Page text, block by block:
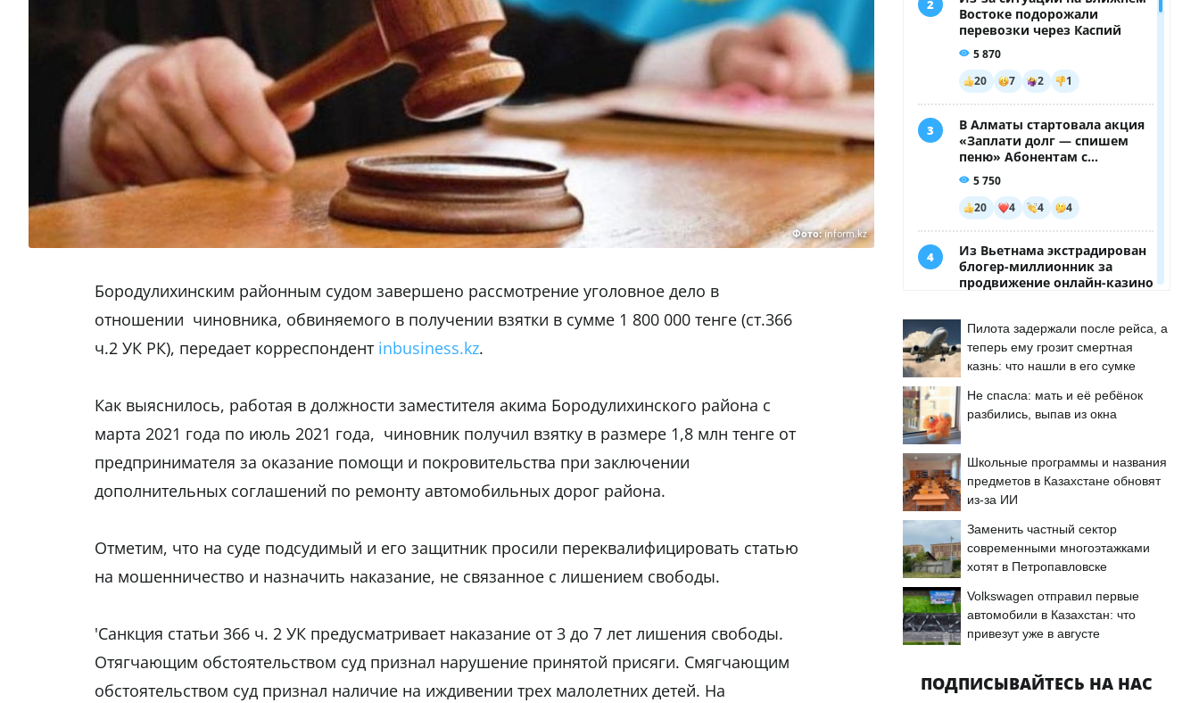
Фото:inform.kz
Бородулихинским районным судом завершено рассмотрение уголовное дело в
отношении чиновника, обвиняемого в получении взятки в сумме 1 800 000 тенге (ст.366
ч.2 УК РК), передает корреспондент inbusiness.kz.
Как выяснилось, работая в должности заместителя акима Бородулихинского района с
марта 2021 года по июль 2021 года, чиновник получил взятку в размере 1,8 млн тенге от
предпринимателя за оказание помощи и покровительства при заключении
дополнительных соглашений по ремонту автомобильных дорог района.
Отметим, что на суде подсудимый и его защитник просили переквалифицировать статью
на мошенничество и назначить наказание, не связанное с лишением свободы.
'Санкция статьи 366 ч. 2 УК предусматривает наказание от 3 до 7 лет лишения свободы.
Отягчающим обстоятельством суд признал нарушение принятой присяги. Смягчающим
обстоятельством суд признал наличие на иждивении трех малолетних детей. На
Пилота задержали после рейса, а
теперь ему грозит смертная
казнь: что нашли в его сумке
Не спасла: мать и её ребёнок
разбились, выпав из окна
Школьные программы и названия
предметов в Казахстане обновят
из-за ИИ
Заменить частный сектор
современными многоэтажками
хотят в Петропавловске
Volkswagen отправил первые
автомобили в Казахстан: что
привезут уже в августе
ПОДПИСЫВАЙТЕСЬ НА НАС